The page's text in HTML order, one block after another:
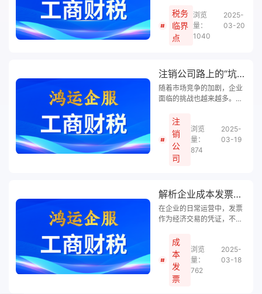
如何平衡两者，助您在财务
管理中做出明智决策！
不断调整和优化，许多企业
发现，税务临界点的存在对
税负产生了显著影响。那
么，什么是税务临界点？企
最优化？鸿运企服小编将为
您详细解读税务临界点的概
念、影响及应对策略，助您
税务成本的最小化。
税务
临界
点
浏览
量：
1040
2025-
03-20
注销公司路上的“坑”：警惕这些隐藏风险！
随着市场竞争的加剧，企业
面临的挑战也越来越多。在
会因为各种原因选择注销公
司。然而，注销公司并非易
事，其中隐藏着诸多“坑”，
稍不留神，就会陷入困境。
鸿运企服小编将为您盘点注
注
销
公
司
浏览
量：
874
2025-
03-19
解析企业成本发票的种类及其重要性
在企业的日常运营中，发票
作为经济交易的凭证，不仅
务处理和成本控制的关键。
其中，成本发票在企业财务
管理中扮演着至关重要的角
色。那么，哪些发票可以作
为公司的成本发票呢？鸿运
成
本
发
票
浏览
量：
762
2025-
03-18